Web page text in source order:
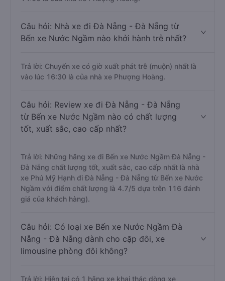
Câu hỏi: Nhà xe đi Đà Nẵng - Đà Nẵng từ
Bến xe Nước Ngầm nào khởi hành trễ nhất?
Trả lời: Chuyến xe có giờ xuất phát trễ (muộn) nhất là
vào lúc 16:30 là của nhà xe Phượng Hoàng.
Câu hỏi: Review xe đi Đà Nẵng - Đà Nẵng
từ Bến xe Nước Ngầm nào có chất lượng
tốt, xuất sắc, cao cấp nhất?
Trả lời: Những hãng xe đi Bến xe Nước Ngầm Đà Nẵng -
Đà Nẵng chất lượng tốt, xuất sắc, cao cấp nhất là nhà
xe Phú Mỹ Hạnh đi Đà Nẵng - Đà Nẵng từ Bến xe Nước
Ngầm với điểm chất lượng là 4.7/5 dựa trên 116 đánh
giá của khách hàng).
Câu hỏi: Có loại xe Bến xe Nước Ngầm Đà
Nẵng - Đà Nẵng dành cho cặp đôi, xe
limousine phòng đôi không?
Trả lời: Hiện tại có 1 hãng xe khai thác dòng xe